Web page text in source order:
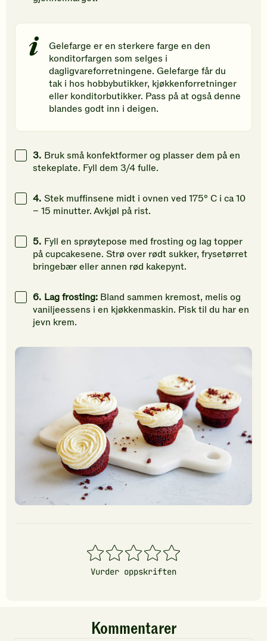
Gelefarge er en sterkere farge en den
konditorfargen som selges i
dagligvareforretningene. Gelefarge får du
tak i hos hobbybutikker, kjøkkenforretninger
eller konditorbutikker. Pass på at også denne
blandes godt inn i deigen.
3. Bruk små konfektformer og plasser dem på en
stekeplate. Fyll dem 3/4 fulle.
4. Stek muffinsene midt i ovnen ved 175° C i ca 10
– 15 minutter. Avkjøl på rist.
5. Fyll en sprøytepose med frosting og lag topper
på cupcakesene. Strø over rødt sukker, frysetørret
bringebær eller annen rød kakepynt.
6. Lag frosting: Bland sammen kremost, melis og
vaniljeessens i en kjøkkenmaskin. Pisk til du har en
jevn krem.
1
stjerner
2
stjerner
3
stjerner
4
stjerner
5
stjerner
Vurder oppskriften
Kommentarer